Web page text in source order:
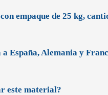
empaque de 25 kg,
España, Alemania y
este material?